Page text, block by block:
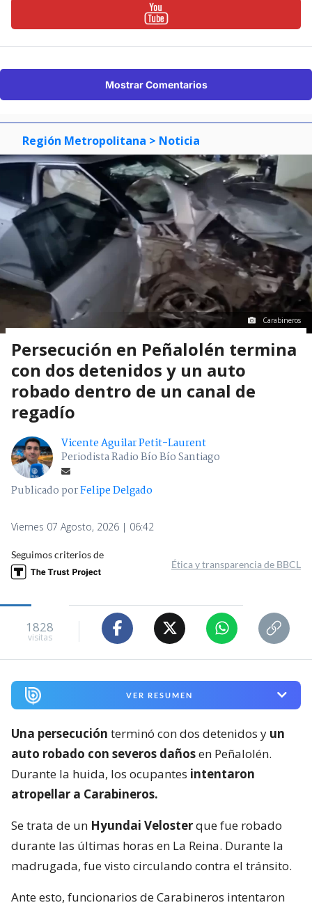
Mostrar Comentarios
Región Metropolitana > Noticia
Carabineros
Persecución en Peñalolén termina
con dos detenidos y un auto
robado dentro de un canal de
regadío
Vicente Aguilar Petit-Laurent
Periodista Radio Bío Bío Santiago
Publicado porFelipe Delgado
Viernes 07 Agosto, 2026 | 06:42
Seguimos criterios de
Ética y transparencia de BBCL
1828
visitas
VER RESUMEN
Una persecución terminó con dos detenidos y un
auto robado con severos dañosen Peñalolén.
Durante la huida, los ocupantes intentaron
atropellar a Carabineros.
Se trata de un Hyundai Velosterque fue robado
durante las últimas horas en La Reina. Durante la
madrugada, fue visto circulando contra el tránsito.
Ante esto, funcionarios de Carabineros intentaron